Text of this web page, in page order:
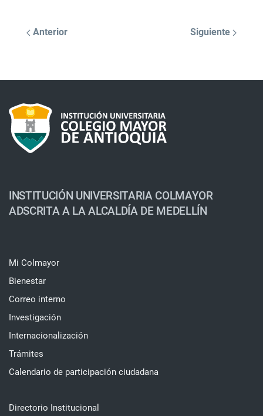
Anterior Siguiente
INSTITUCIÓN UNIVERSITARIA COLMAYOR
ADSCRITA A LA ALCALDÍA DE MEDELLÍN
Mi Colmayor
Bienestar
Correo interno
Investigación
Internacionalización
Trámites
Calendario de participación ciudadana
Directorio Institucional